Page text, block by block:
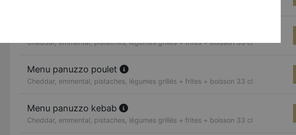
Cheddar, emmental, pistaches, légumes grillés + frites + boisson 33 cl
Menu panuzzo poulet
Cheddar, emmental, pistaches, légumes grillés + frites + boisson 33 cl
Menu panuzzo kebab
Cheddar, emmental, pistaches, légumes grillés + frites + boisson 33 cl